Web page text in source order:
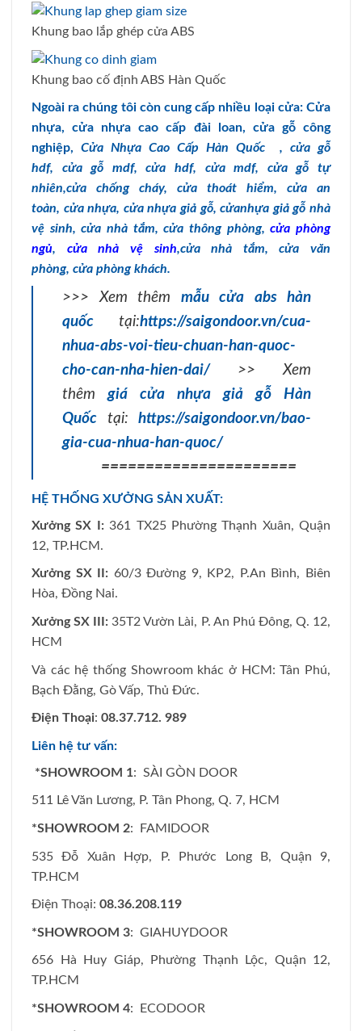
Khung bao lắp ghép cửa ABS
Khung bao cố định ABS Hàn Quốc
Ngoài ra chúng tôi còn cung cấp nhiều loại cửa: Cửa
nhựa, cửa nhựa cao cấp đài loan, cửa gỗ công
nghiệp, Cửa Nhựa Cao Cấp Hàn Quốc , cửa gỗ
hdf, cửa gỗ mdf,cửa hdf, cửa mdf, cửa gỗ tự
nhiên,cửa chống cháy, cửa thoát hiểm, cửa an
toàn, cửa nhựa, cửa nhựa giả gỗ,cửanhựa giả gỗ nhà
vệ sinh, cửa nhà tắm,cửa thông phòng,cửa phòng
ngủ, cửa nhà vệ sinh,cửa nhà tắm,cửa văn
phòng, cửa phòng khách.
>>> Xem thêm mẫu cửa abs hàn
quốc tại:https://saigondoor.vn/cua-
nhua-abs-voi-tieu-chuan-han-quoc-
cho-can-nha-hien-dai/ >> Xem
thêmgiá cửa nhựa giả gỗ Hàn
Quốc tại: https://saigondoor.vn/bao-
gia-cua-nhua-han-quoc/
======================
HỆ THỐNG XƯỞNG SẢN XUẤT:
Xưởng SX I:361 TX25 Phường Thạnh Xuân, Quận
12, TP.HCM.
Xưởng SX II: 60/3 Đường 9, KP2, P.An Bình, Biên
Hòa, Đồng Nai.
Xưởng SX III: 35T2 Vườn Lài, P. An Phú Đông, Q. 12,
HCM
Và các hệ thống Showroom khác ở HCM: Tân Phú,
Bạch Đằng, Gò Vấp, Thủ Đức.
Điện Thoại: 08.37.712. 989
Liên hệ tư vấn:
*SHOWROOM 1: SÀI GÒN DOOR
511 Lê Văn Lương, P. Tân Phong, Q. 7, HCM
*SHOWROOM 2: FAMIDOOR
535 Đỗ Xuân Hợp, P. Phước Long B, Quận 9,
TP.HCM
Điện Thoại: 08.36.208.119
*SHOWROOM 3: GIAHUYDOOR
656 Hà Huy Giáp, Phường Thạnh Lộc, Quận 12,
TP.HCM
*SHOWROOM 4: ECODOOR